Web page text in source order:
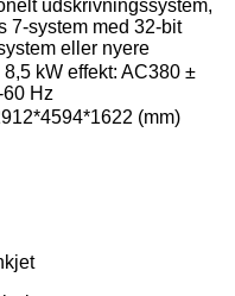
udskrivningssystem,
7-system med 32-bit
eller nyere
kW effekt: AC380 ±
Hz
(mm)